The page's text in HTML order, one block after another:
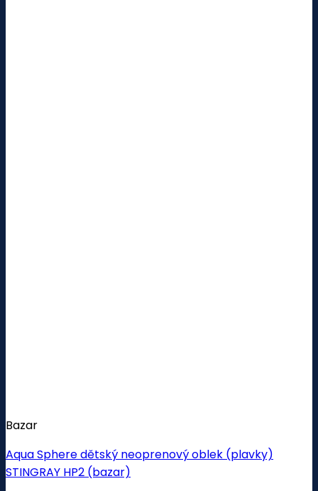
Bazar
Aqua Sphere dětský neoprenový oblek (plavky)
STINGRAY HP2 (bazar)